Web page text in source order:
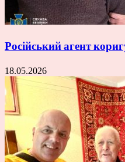
Російський агент
18.05.2026